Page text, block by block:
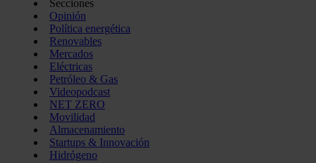
Secciones
Opinión
Política energética
Renovables
Mercados
Eléctricas
Petróleo & Gas
Videopodcast
NET ZERO
Movilidad
Almacenamiento
Startups & Innovación
Hidrógeno